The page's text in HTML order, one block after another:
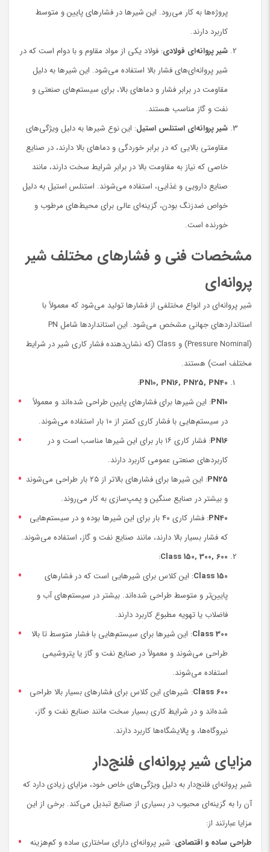
پروژه‌ها به کار می‌رود. این شیرها در فشارهای پایین و متوسط
کاربرد دارند.
شیر پروانه‌ای فولادی: فولاد یکی از مواد مقاوم و با دوام است که در
شیر پروانه‌ای‌های فشار بالا استفاده می‌شود. این شیرها به دلیل
مقاومت در برابر فشار و دماهای بالا، برای سیستم‌های صنعتی و
نفت و گاز مناسب هستند.
شیر پروانه‌ای استنلس استیل: این نوع شیرها به دلیل ویژگی‌های
مقاومتی بالایی که در برابر خوردگی و دماهای بالا دارند، در صنایع
خاصی که نیاز به مقاومت بالا در برابر شرایط سخت دارند، مانند
صنایع دارویی و غذایی، استفاده می‌شوند. استنلس استیل به دلیل
خواص ضدزنگ بودن، گزینه‌ای عالی برای محیط‌های مرطوب و
خورنده است.
مشخصات فنی و فشارهای مختلف شیر
پروانه‌ای
شیر پروانه‌ای در انواع مختلفی از فشارها تولید می‌شود که معمولاً با
استانداردهای جهانی مشخص می‌شود. این استانداردها شامل PN
(Pressure Nominal) و Class (که نشان‌دهنده فشار کاری شیر در شرایط
مختلف است) هستند.
PN10, PN16, PN25, PN40
:
PN10: این شیرها برای فشارهای پایین طراحی شده‌اند و معمولاً
در سیستم‌هایی با فشار کاری کمتر از ۱۰ بار استفاده می‌شوند.
PN16
: فشار کاری ۱۶ بار برای این شیرها مناسب است و در
کاربردهای صنعتی عمومی کاربرد دارند.
PN25
: این شیرها برای فشارهای بالاتر از ۲۵ بار طراحی می‌شوند
و بیشتر در صنایع سنگین و پمپ‌سازی به کار می‌روند.
PN40
: فشار کاری ۴۰ بار برای این شیرها بوده و در سیستم‌هایی
که فشار بسیار بالا دارند، مانند صنایع نفت و گاز، استفاده می‌شوند.
Class 150, 300, 600
:
Class 150: این کلاس برای شیرهایی است که در فشارهای
پایین‌تر و متوسط طراحی شده‌اند. بیشتر در سیستم‌های آب و
فاضلاب یا تهویه مطبوع کاربرد دارند.
Class 300: این شیرها برای سیستم‌هایی با فشار متوسط تا بالا
طراحی می‌شوند و معمولاً در صنایع نفت و گاز یا پتروشیمی
استفاده می‌شوند.
Class 600: شیرهای این کلاس برای فشارهای بسیار بالا طراحی
شده‌اند و در شرایط کاری بسیار سخت مانند صنایع نفت و گاز،
نیروگاه‌ها، و پالایشگاه‌ها کاربرد دارند.
مزایای شیر پروانه‌ای فلنج‌دار
شیر پروانه‌ای فلنج‌دار به دلیل ویژگی‌های خاص خود، مزایای زیادی دارد که
آن را به گزینه‌ای محبوب در بسیاری از صنایع تبدیل می‌کند. برخی از این
مزایا عبارتند از:
طراحی ساده و اقتصادی: شیر پروانه‌ای دارای ساختاری ساده و کم‌هزینه